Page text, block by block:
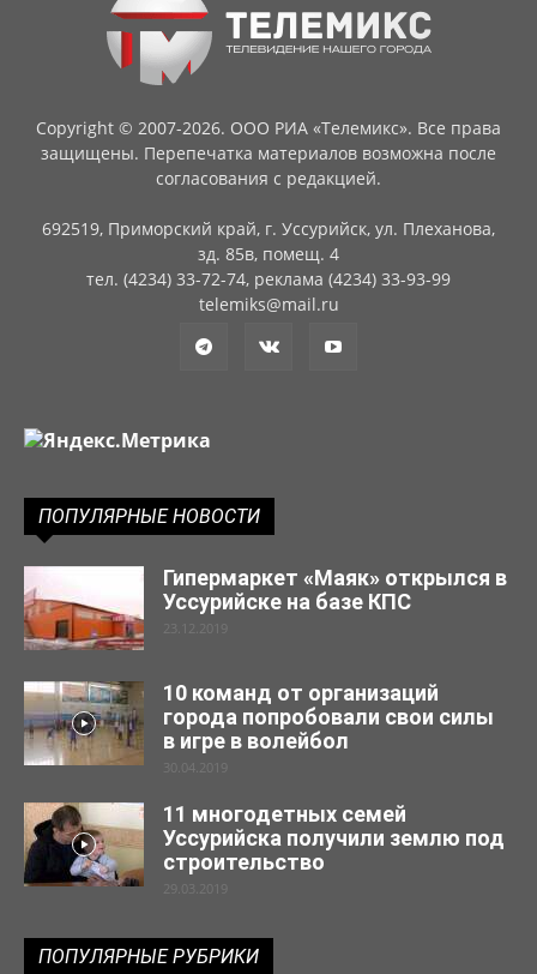
Copyright © 2007-2026. ООО РИА «Телемикс». Все права
защищены. Перепечатка материалов возможна после
согласования с редакцией.
692519, Приморский край, г. Уссурийск, ул. Плеханова,
зд. 85в, помещ. 4
тел. (4234) 33-72-74, реклама (4234) 33-93-99
telemiks@mail.ru
ПОПУЛЯРНЫЕ НОВОСТИ
Гипермаркет «Маяк» открылся в
Уссурийске на базе КПС
23.12.2019
10 команд от организаций
города попробовали свои силы
в игре в волейбол
30.04.2019
11 многодетных семей
Уссурийска получили землю под
строительство
29.03.2019
ПОПУЛЯРНЫЕ РУБРИКИ